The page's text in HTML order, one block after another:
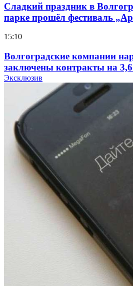
Сладкий праздник в
парке прошёл фестиваль
15:10
Волгоградские компании
заключены контракты на
Атака БПЛА в
пострадавшие и
12:01
Волгоградские вузы в топе
рейтинга: ВолгГТУ и
для химической отрасли и
В Красноармейском районе
конкурс на ремонт моста
судоходный канал
Эксклюзив